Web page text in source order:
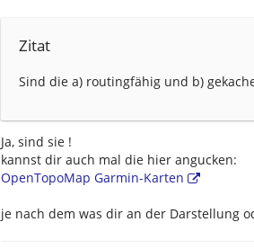
Zitat
Sind die a) routingfähig und b)
Ja, sind sie !
kannst dir auch mal die hier angucken:
OpenTopoMap Garmin-Karten
je nach dem was dir an der Darstellung